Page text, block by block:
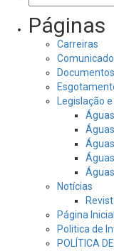
por:
Páginas
Carreiras
Documentos
Legislação
Notícias
Página Inicial
Politica de
POLÍTICA